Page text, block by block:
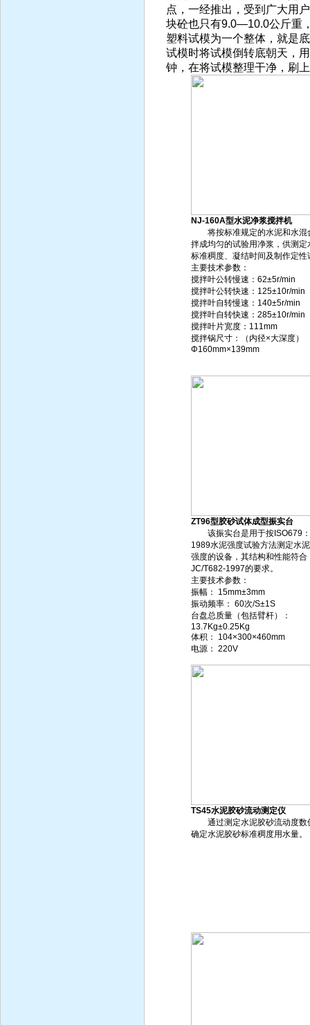
点，一经推出，受到广大用
块砼也只有9.0—10.0公斤重
塑料试模为一个整体，就是
试模时将试模倒转底朝天，
钟，在将试模整理干净，刷
NJ-160A型水泥净浆搅拌机
将按标准规定的水泥和水混
拌成均匀的试验用净浆，供测定
标准稠度、凝结时间及制作定性
主要技术参数：
搅拌叶公转慢速：62±5r/min
搅拌叶公转快速：125±10r/min
搅拌叶自转慢速：140±5r/min
搅拌叶自转快速：285±10r/min
搅拌叶片宽度：111mm
搅拌锅尺寸：（内径×大深度）
Φ160mm×139mm
ZT96型胶砂试体成型振实台
该振实台是用于按ISO679：
1989水泥强度试验方法测定水
强度的设备，其结构和性能符合
JC/T682-1997的要求。
主要技术参数：
振幅： 15mm±3mm
振动频率： 60次/S±1S
台盘总质量（包括臂杆）：
13.7Kg±0.25Kg
体积： 104×300×460mm
电源： 220V
TS45水泥胶砂流动测定仪
通过测定水泥胶砂流动度数
确定水泥胶砂标准稠度用水量。